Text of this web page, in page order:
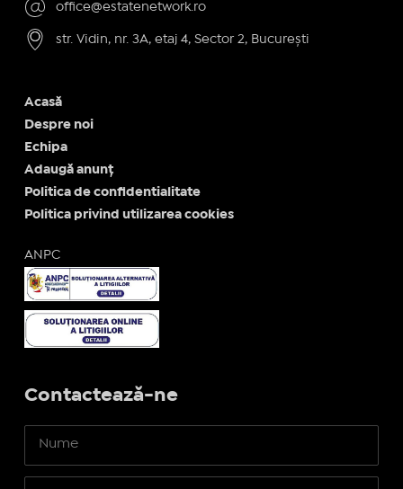
office@estatenetwork.ro
str. Vidin, nr. 3A, etaj 4, Sector 2, București
Acasă
Despre noi
Echipa
Adaugă anunț
Politica de confidentialitate
Politica privind utilizarea cookies
ANPC
Contactează-ne